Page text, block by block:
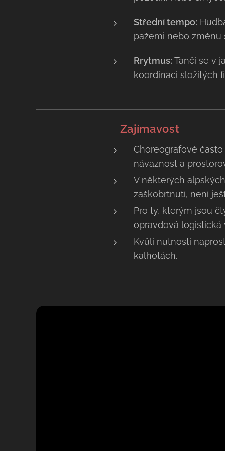
Střední tempo:
pažemi nebo změnu
Rrytmus: Tančí se v
koordinaci složitých
💡 Zajímavost
Choreografové
návaznost a
V některých
zaškobrtnutí, není
Pro ty, kterým jsou
opravdová logistická
Kvůli nutnosti
kalhotách.